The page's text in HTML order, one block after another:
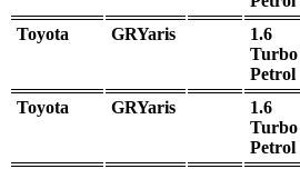
Toyota GRYaris
1.6
Turbo
Petrol
Toyota GRYaris
1.6
Turbo
Petrol